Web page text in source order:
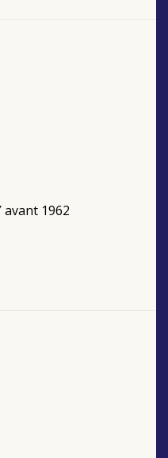
1962